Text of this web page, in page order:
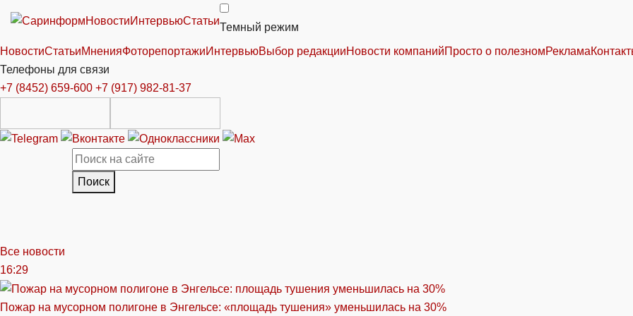
НовостиИнтервьюСтатьи
Темный режим
НовостиСтатьиМненияФоторепортажиИнтервьюВыбор редакцииНовости компанийПросто о полезномРеклама
Телефоны для связи
+7 (8452) 659-600 +7 (917) 982-81-37
Поиск
Все новости
16:29
Пожар на мусорном полигоне в Энгельсе: «площадь тушения» уменьшилась на 30%